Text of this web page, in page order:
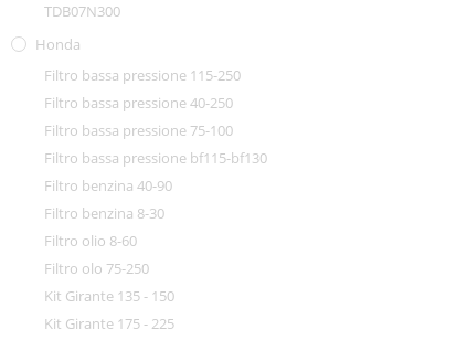
TDB07N300
Honda
Filtro bassa pressione 115-250
Filtro bassa pressione 40-250
Filtro bassa pressione 75-100
Filtro bassa pressione bf115-bf130
Filtro benzina 40-90
Filtro benzina 8-30
Filtro olio 8-60
Filtro olo 75-250
Kit Girante 135 - 150
Kit Girante 175 - 225